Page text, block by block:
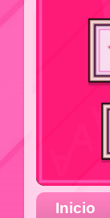
Inicio